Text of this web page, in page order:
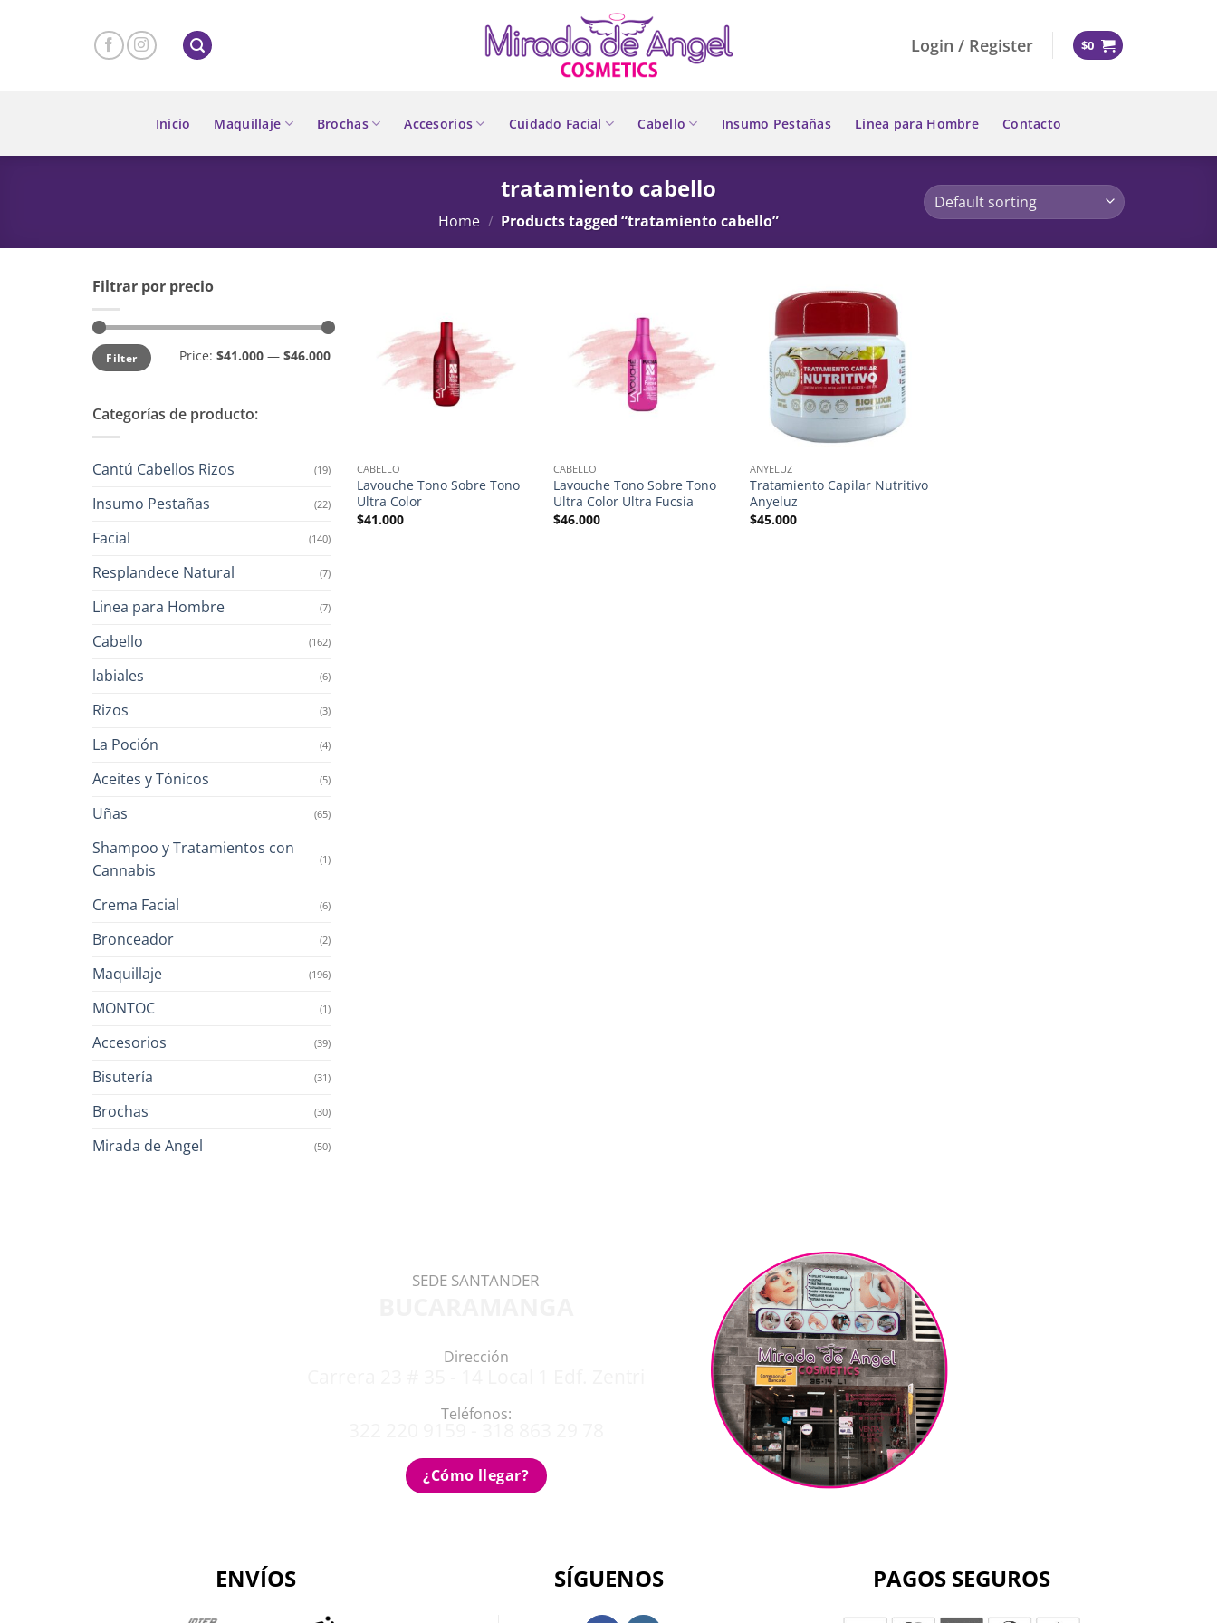
Login / Register $0
Inicio Maquillaje Brochas Accesorios Cuidado Facial Cabello Insumo Pestañas Linea para Hombre Contacto
tratamiento cabello
Home / Products tagged “tratamiento cabello”
Filtrar por precio
Min
price
Max
priceFilter Price: $41.000— $46.000
Categorías de producto:
Cantú Cabellos Rizos (19)
Insumo Pestañas (22)
Facial (140)
Resplandece Natural (7)
Linea para Hombre (7)
Cabello (162)
labiales (6)
Rizos (3)
La Poción (4)
Aceites y Tónicos (5)
Uñas (65)
Shampoo y Tratamientos con
Cannabis
(1)
Crema Facial (6)
Bronceador (2)
Maquillaje (196)
MONTOC (1)
Accesorios (39)
Bisutería (31)
Brochas (30)
Mirada de Angel (50)
CABELLO
Lavouche Tono Sobre Tono
Ultra Color
$41.000
CABELLO
Lavouche Tono Sobre Tono
Ultra Color Ultra Fucsia
$46.000
ANYELUZ
Tratamiento Capilar Nutritivo
Anyeluz
$45.000
SEDE SANTANDER
Dirección
Teléfonos:
¿Cómo llegar?
ENVÍOS SÍGUENOS PAGOS SEGUROS